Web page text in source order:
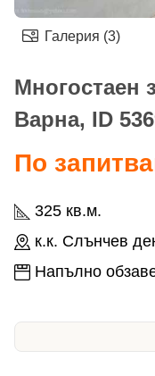
Галерия (3)
Многостаен
Варна, ID
325 кв.м.
к.к. Слънчев
Напълно
По